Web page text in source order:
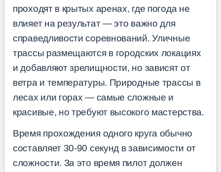
проходят в крытых аренах, где погода не
влияет на результат — это важно для
справедливости соревнований. Уличные
трассы размещаются в городских локациях
и добавляют зрелищности, но зависят от
ветра и температуры. Природные трассы в
лесах или горах — самые сложные и
красивые, но требуют высокого мастерства.
Время прохождения одного круга обычно
составляет 30-90 секунд в зависимости от
сложности. За это время пилот должен